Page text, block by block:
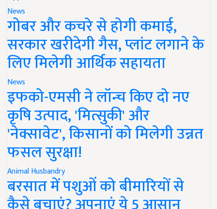
News
गोबर और कचरे से होगी कमाई,
सरकार खरीदेगी गैस, प्लांट लगाने के
लिए मिलेगी आर्थिक सहायता
News
इफको-एमसी ने लॉन्च किए दो नए
कृषि उत्पाद, 'मित्सुकी' और
'नेक्सावेट', किसानों को मिलेगी उन्नत
फसल सुरक्षा!
Animal Husbandry
बरसात में पशुओं को बीमारियों से